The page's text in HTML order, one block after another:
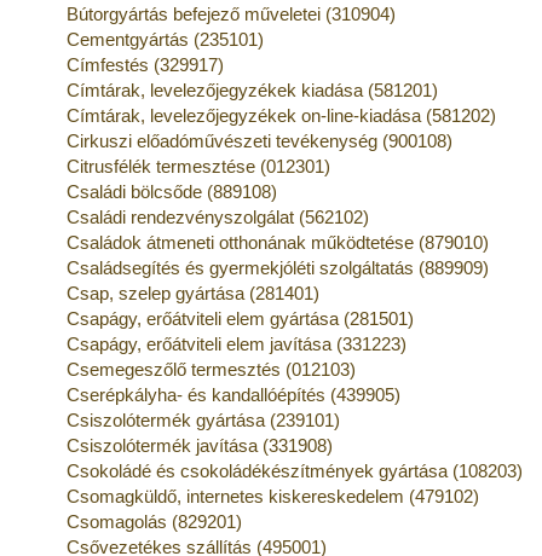
Bútorgyártás befejező műveletei (310904)
Cementgyártás (235101)
Címfestés (329917)
Címtárak, levelezőjegyzékek kiadása (581201)
Címtárak, levelezőjegyzékek on-line-kiadása (581202)
Cirkuszi előadóművészeti tevékenység (900108)
Citrusfélék termesztése (012301)
Családi bölcsőde (889108)
Családi rendezvényszolgálat (562102)
Családok átmeneti otthonának működtetése (879010)
Családsegítés és gyermekjóléti szolgáltatás (889909)
Csap, szelep gyártása (281401)
Csapágy, erőátviteli elem gyártása (281501)
Csapágy, erőátviteli elem javítása (331223)
Csemegeszőlő termesztés (012103)
Cserépkályha- és kandallóépítés (439905)
Csiszolótermék gyártása (239101)
Csiszolótermék javítása (331908)
Csokoládé és csokoládékészítmények gyártása (108203)
Csomagküldő, internetes kiskereskedelem (479102)
Csomagolás (829201)
Csővezetékes szállítás (495001)